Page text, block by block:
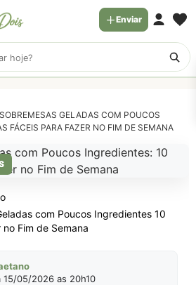
Enviar
SOBREMESAS GELADAS COM POUCOS
FÁCEIS PARA FAZER NO FIM DE SEMANA
com Poucos Ingredientes 10
Fim de Semana
15/05/2026 as 20h10